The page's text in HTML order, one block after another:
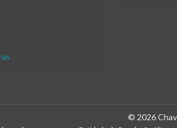
© 2026